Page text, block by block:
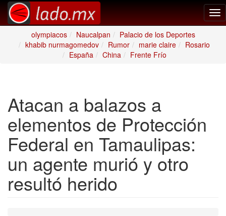
olympiacos
Naucalpan
Palacio de los Deportes
khabib nurmagomedov
Rumor marie claire
Rosario
España
China Frente Frío
Atacan a balazos a
elementos de Protección
Federal en Tamaulipas:
un agente murió y otro
resultó herido